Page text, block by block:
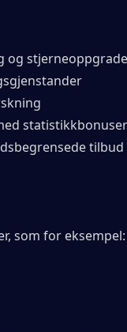
statistikkbonuser
tilbud
som for eksempel: